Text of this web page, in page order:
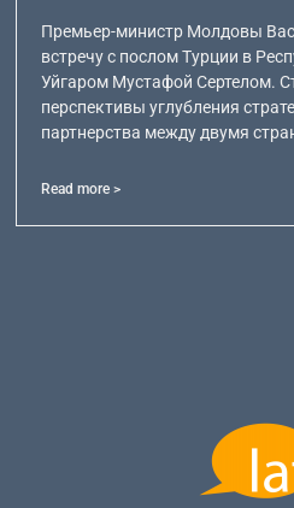
Премьер-министр Молдовы
встречу с послом Турции в
Уйгаром Мустафой Сертелом.
перспективы углубления
партнерства между двумя
Read more >